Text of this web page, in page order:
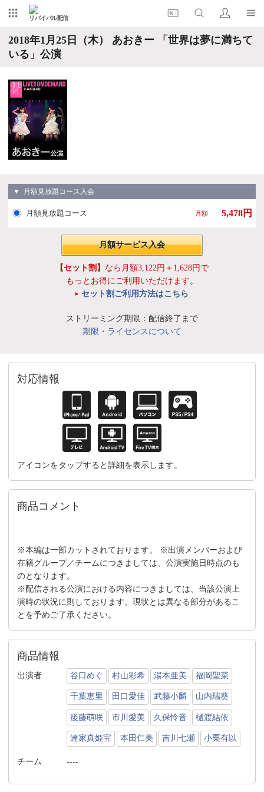
リバイバル配信
2018年1月25日（木） あおきー 「世界は夢に満ちて
いる」公演
▼ 月額見放題コース入会
月額見放題コース 月額 5,478円
月額サービス入会
【セット割】 なら月額3,122円＋1,628円で
もっとお得にご利用いただけます。
セット割ご利用方法はこちら
ストリーミング期限：配信終了まで
期限・ライセンスについて
対応情報
アイコンをタップすると詳細を表示します。
商品コメント
※本編は一部カットされております。 ※出演メンバーおよび
在籍グループ／チームにつきましては、公演実施日時点のも
のとなります。
※配信される公演における内容につきましては、当該公演上
演時の状況に則しております。現状とは異なる部分があるこ
とを予めご了承ください。
商品情報
出演者 谷口めぐ 村山彩希 湯本亜美 福岡聖菜
千葉恵里 田口愛佳 武藤小麟 山内瑞葵
後藤萌咲 市川愛美 久保怜音 樋渡結依
達家真姫宝 本田仁美 吉川七瀬 小栗有以
チーム ----